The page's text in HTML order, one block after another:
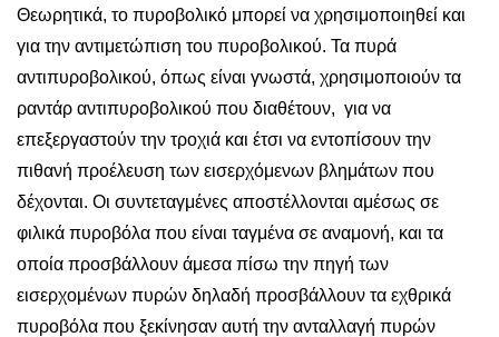
Θεωρητικά, το πυροβολικό μπορεί να χρησιμοποιηθεί και
για την αντιμετώπιση του πυροβολικού. Τα πυρά
αντιπυροβολικού, όπως είναι γνωστά, χρησιμοποιούν τα
ραντάρ αντιπυροβολικού που διαθέτουν, για να
επεξεργαστούν την τροχιά και έτσι να εντοπίσουν την
πιθανή προέλευση των εισερχόμενων βλημάτων που
δέχονται. Οι συντεταγμένες αποστέλλονται αμέσως σε
φιλικά πυροβόλα που είναι ταγμένα σε αναμονή, και τα
οποία προσβάλλουν άμεσα πίσω την πηγή των
εισερχομένων πυρών δηλαδή προσβάλλουν τα εχθρικά
πυροβόλα που ξεκίνησαν αυτή την ανταλλαγή πυρών